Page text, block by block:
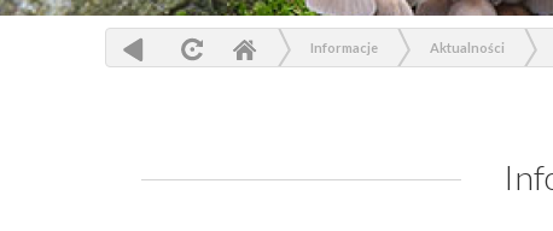
Informacje Aktualności